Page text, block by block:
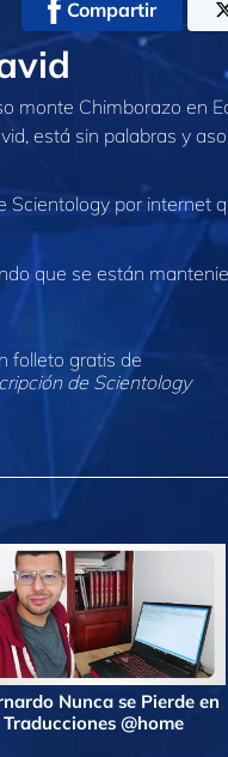
Compartir
monte Chimborazo en
está sin palabras y
por internet
que se están
folleto gratis de
de Scientology
Nunca se Pierde en
Traducciones @home